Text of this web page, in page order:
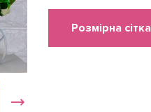
Розмірна сітка